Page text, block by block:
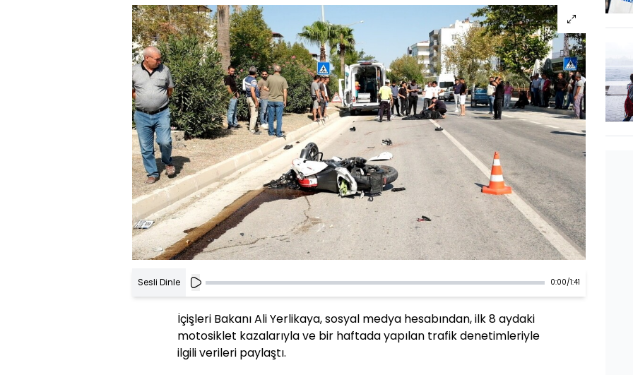
Sesli Dinle 0:00/1:41
İçişleri Bakanı Ali Yerlikaya, sosyal medya hesabından, ilk 8 aydaki
motosiklet kazalarıyla ve bir haftada yapılan trafik denetimleriyle
ilgili verileri paylaştı.